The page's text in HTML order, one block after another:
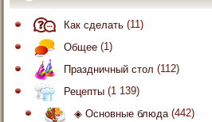
Как сделать (11)
Общее (1)
Праздничный стол (112)
Рецепты (1 139)
◈ Основные блюда (442)